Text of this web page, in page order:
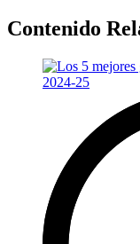
Contenido